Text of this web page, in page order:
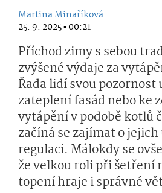
Martina Minaříková
25. 9. 2025 ▪ 00:21
Příchod zimy s sebou
zvýšené výdaje za
Řada lidí svou pozornost
zateplení fasád nebo ke
vytápění v podobě kotlů
začíná se zajímat o
regulaci. Málokdy se
že velkou roli při šetření
topení hraje i správné